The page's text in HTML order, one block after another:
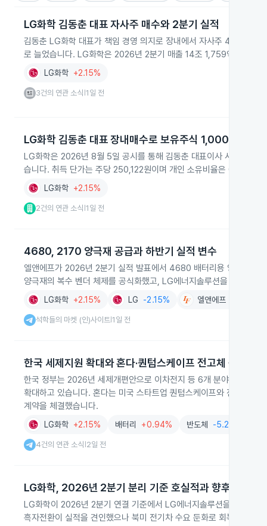
LG화학 김동춘 대표 자사주 매수와 2분기 실적
김동춘 LG화학 대표가 책임 경영 의지로 장내에서 자사주 427주를
로 늘었습니다. LG화학은 2026년 2분기 매출 14조 1,759억 원과
LG화학 +2.15%
3건의 연관 소식 1일 전
LG화학 김동춘 대표 장내매수로 보유주식 1,000주
LG화학은 2026년 8월 5일 공시를 통해 김동춘 대표이사 사장이
습니다. 취득 단가는 주당 250,122원이며 개인 소유비율은 0.00%입
LG화학 +2.15%
2건의 연관 소식 1일 전
4680, 2170 양극재 공급과 하반기 실적 변수
엘앤에프가 2026년 2분기 실적 발표에서 4680 배터리용 양극재의
양극재의 복수 벤더 체제를 공식화했고, LG에너지솔루션을 통한 현
LG화학 +2.15% LG -2.15% 엘앤에프
석학들의 마켓 (인)사이트 |1일 전
한국 세제지원 확대와 혼다·퀀텀스케이프 전고체 공동연구
한국 정부는 2026년 세제개편안으로 이차전지 등 6개 분야에 생산량
확대하고 있습니다. 혼다는 미국 스타트업 퀀텀스케이프와 전고체 배
계약을 체결했습니다.
LG화학 +2.15% 배터리 +0.94% 반도체 -5.22%
4건의 연관 소식 2일 전
LG화학, 2026년 2분기 분리 기준 호실적과 향후 계획
LG화학이 2026년 2분기 연결 기준에서 LG에너지솔루션을 제외한
흑자전환이 실적을 견인했으나 북미 전기차 수요 둔화로 회복은 지연